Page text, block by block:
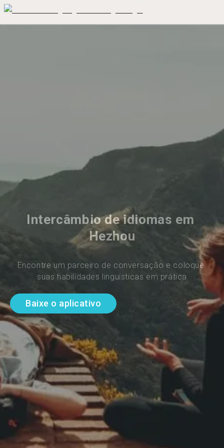
Intercâmbio de idiomas em
Hezhou
Encontre um parceiro de conversação e coloque
suas habilidades linguísticas em prática
Baixe o aplicativo